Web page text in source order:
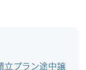
立プラン途中譲